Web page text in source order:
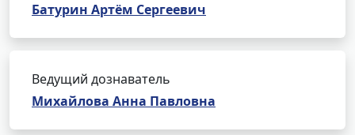
Батурин Артём Сергеевич
Ведущий дознаватель
Михайлова Анна Павловна